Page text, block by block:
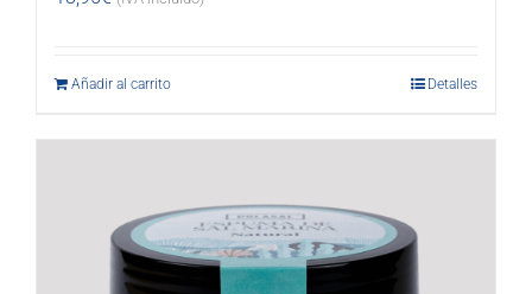
Añadir al carrito Detalles